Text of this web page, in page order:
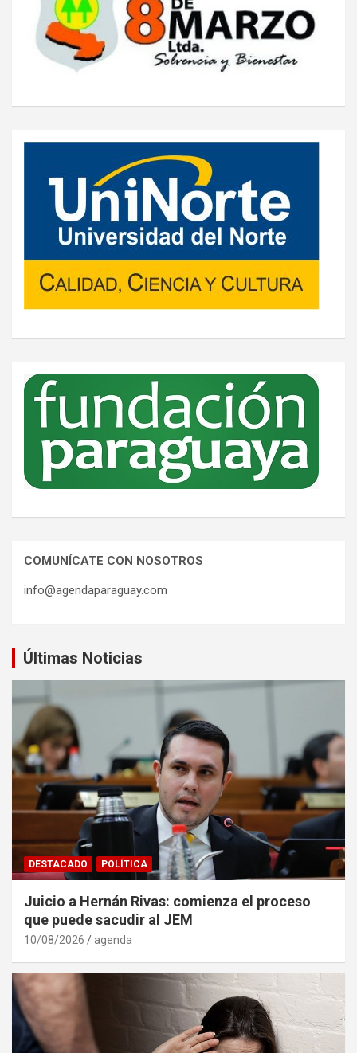
COMUNÍCATE CON NOSOTROS
info@agendaparaguay.com
Últimas Noticias
DESTACADO POLÍTICA
Juicio a Hernán Rivas: comienza el proceso
que puede sacudir al JEM
10/08/2026 agenda